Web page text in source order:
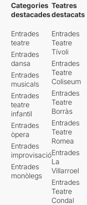
Categories
destacades
Entrades
teatre
Entrades
dansa
Entrades
musicals
Entrades
teatre
infantil
Entrades
òpera
Entrades
improvisació
Entrades
monòlegs
Teatres
destacats
Entrades
Teatre
Tívoli
Entrades
Teatre
Coliseum
Entrades
Teatre
Borràs
Entrades
Teatre
Romea
Entrades
La
Villarroel
Entrades
Teatre
Condal